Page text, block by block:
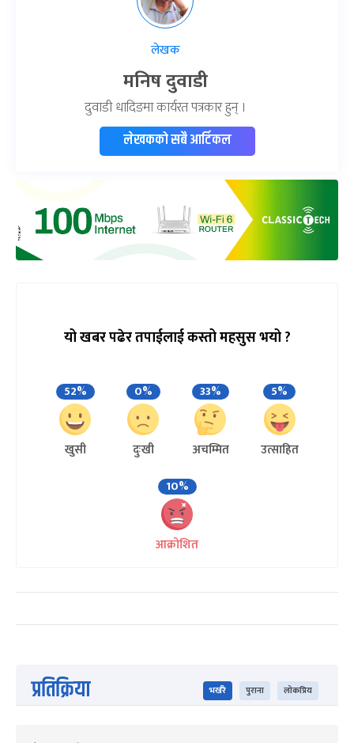
लेखक
मनिष दुवाडी
दुवाडी धादिङमा कार्यरत पत्रकार हुन् ।
लेखकको सबै आर्टिकल
यो खबर पढेर तपाईलाई कस्तो महसुस भयो ?
52%
खुसी
0%
दुःखी
33%
अचम्मित
5%
उत्साहित
10%
आक्रोशित
प्रतिक्रिया भर्खरै पुराना लोकप्रिय